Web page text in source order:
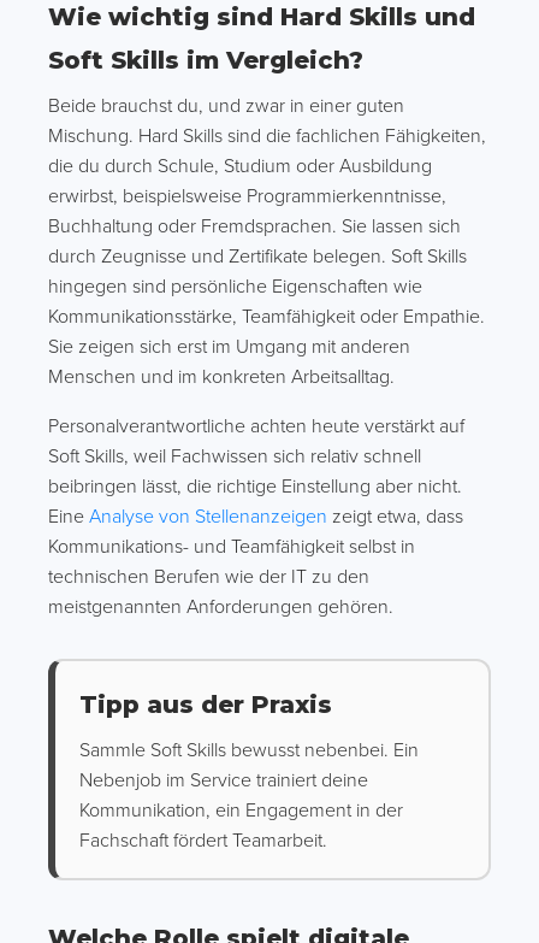
Wie wichtig sind Hard Skills und
Soft Skills im Vergleich?
Beide brauchst du, und zwar in einer guten
Mischung. Hard Skills sind die fachlichen Fähigkeiten,
die du durch Schule, Studium oder Ausbildung
erwirbst, beispielsweise Programmierkenntnisse,
Buchhaltung oder Fremdsprachen. Sie lassen sich
durch Zeugnisse und Zertifikate belegen. Soft Skills
hingegen sind persönliche Eigenschaften wie
Kommunikationsstärke, Teamfähigkeit oder Empathie.
Sie zeigen sich erst im Umgang mit anderen
Menschen und im konkreten Arbeitsalltag.
Personalverantwortliche achten heute verstärkt auf
Soft Skills, weil Fachwissen sich relativ schnell
beibringen lässt, die richtige Einstellung aber nicht.
Eine Analyse von Stellenanzeigen zeigt etwa, dass
Kommunikations- und Teamfähigkeit selbst in
technischen Berufen wie der IT zu den
meistgenannten Anforderungen gehören.
Tipp aus der Praxis
Sammle Soft Skills bewusst nebenbei. Ein
Nebenjob im Service trainiert deine
Kommunikation, ein Engagement in der
Fachschaft fördert Teamarbeit.